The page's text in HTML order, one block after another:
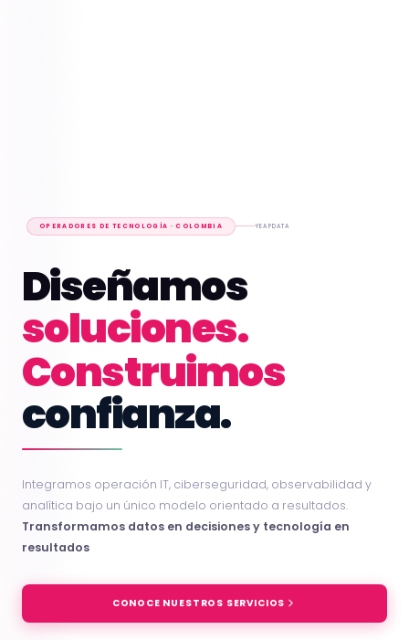
OPERADORES DE TECNOLOGÍA · COLOMBIA YEAPDATA
Diseñamos
soluciones.
Construimos
confianza.
Integramos operación IT, ciberseguridad, observabilidad y
analítica bajo un único modelo orientado a resultados.
Transformamos datos en decisiones y tecnología en
resultados
CONOCE NUESTROS SERVICIOS